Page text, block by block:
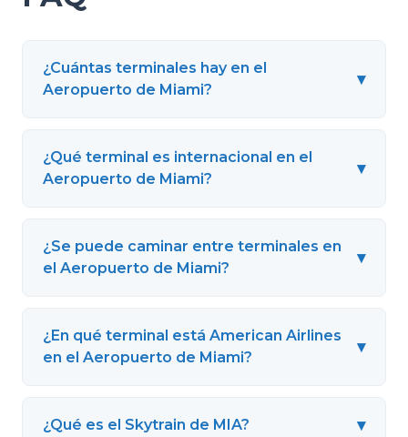
¿Cuántas terminales hay en el
Aeropuerto de Miami?
▾
¿Qué terminal es internacional en el
Aeropuerto de Miami?
▾
¿Se puede caminar entre terminales en
el Aeropuerto de Miami?
▾
¿En qué terminal está American Airlines
en el Aeropuerto de Miami?
▾
¿Qué es el Skytrain de MIA? ▾